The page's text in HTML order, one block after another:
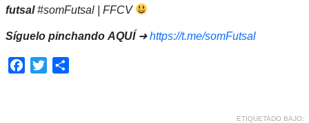
futsal#somFutsal | FFCV
Síguelo pinchando AQUÍ➜https://t.me/somFutsal
Facebook
Twitter
ETIQUETADO BAJO: